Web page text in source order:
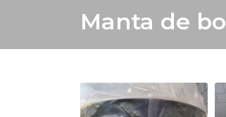
Manta de